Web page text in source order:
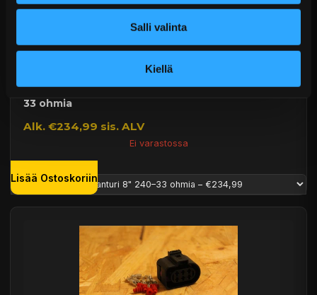
Salli valinta
Kiellä
33 ohmia
Alk. €234,99 sis. ALV
Ei varastossa
Lisää Ostoskoriin